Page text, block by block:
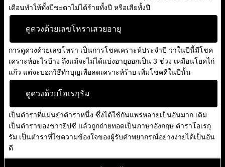
เดือนทำให้ทั้งปีชะตาไม่ได้ร้ายทั้งปี หรือเสียทั้งปี
ดูดวงด้วยเลขโหราเสวยอายุ
การดูดวงด้วยเลขโหรา เป็นการโชคเคราะห์ประจำปี ว่าในปีนี้มีโชค
เคราะห์อะไรบ้าง ถึงแม้จะไม่ได้แบ่งอายุออกเป็น 3 ช่วง เหมือนโยคไก่
แก้ว แต่จะบอกวิธีทำบุญเพื่อลดเคราะห์ร้าย เพิ่มโชคดีในปีนั้น
ดูดวงด้วยโอเรกุรัม
เป็นตำราที่แม่นยำตำราหนึ่ง ซึ่งได้ใช้กันแพร่หลายเป็นอันมาก เดิม
เป็นตำราของชาวยิปซี แล้วถูกถ่ายทอดเป็นภาษาอังกฤษ ตำราโอเรกุ
รัม เป็นตำราที่ไขความข้องใจของผู้รับคำพยากรณ์อย่างง่ายได้เป็นอัน
ดี